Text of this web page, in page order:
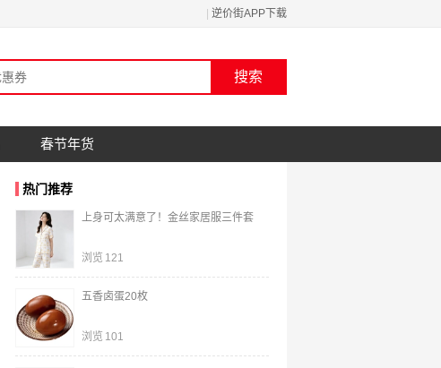
逆价街APP下载
春节年货
热门推荐
上身可太满意了！金丝家居服三件套
浏览 121
五香卤蛋20枚
浏览 101